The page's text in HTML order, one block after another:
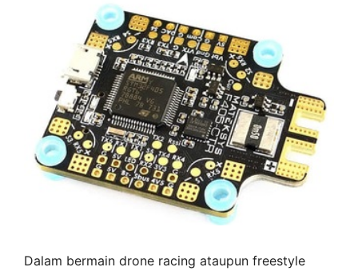
Dalam bermain drone racing ataupun freestyle